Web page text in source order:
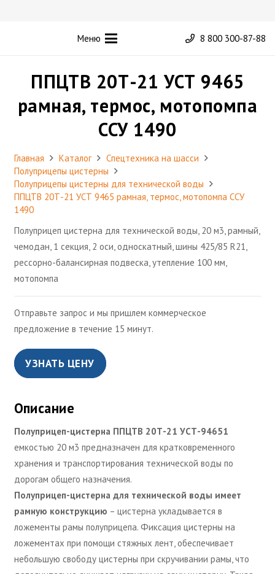
Меню 8 800 300-87-88
ППЦТВ 20Т-21 УСТ 9465
рамная, термос, мотопомпа
ССУ 1490
Главная Каталог
Спецтехника на шасси
Полуприцепы цистерны
Полуприцепы цистерны для технической воды
ППЦТВ 20Т-21 УСТ 9465 рамная, термос, мотопомпа ССУ
1490
Полуприцеп цистерна для технической воды, 20 м3, рамный,
чемодан, 1 секция, 2 оси, односкатный, шины 425/85 R21,
рессорно-балансирная подвеска, утепление 100 мм,
мотопомпа
Отправьте запрос и мы пришлем коммерческое
предложение в течение 15 минут.
УЗНАТЬ ЦЕНУ
Описание
Полуприцеп-цистерна ППЦТВ 20Т-21 УСТ-94651
емкостью 20 м3 предназначен для кратковременного
хранения и транспортирования технической воды по
дорогам общего назначения.
Полуприцеп-цистерна для технической воды имеет
рамную конструкцию – цистерна укладывается в
ложементы рамы полуприцепа. Фиксация цистерны на
ложементах при помощи стяжных лент, обеспечивает
небольшую свободу цистерны при скручивании рамы, что